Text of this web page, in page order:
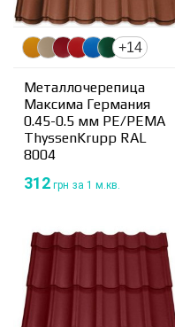
+14
Металлочерепица
Максима Германия
0.45-0.5 мм PE/PEMA
ThyssenKrupp RAL
8004
312 грн за 1 м.кв.